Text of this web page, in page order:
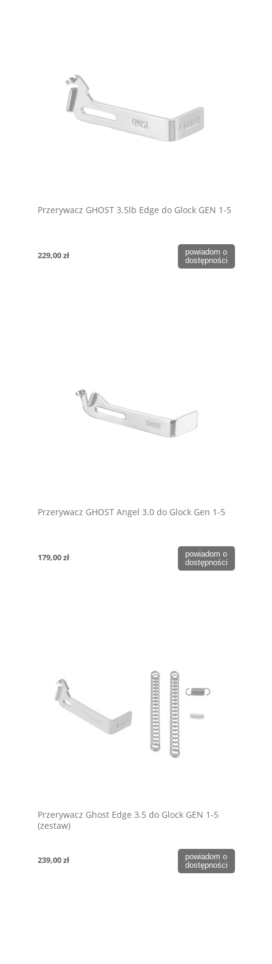
Przerywacz GHOST 3.5lb Edge do Glock GEN 1-5
229,00 zł
powiadom o
dostępności
Przerywacz GHOST Angel 3.0 do Glock Gen 1-5
179,00 zł
powiadom o
dostępności
Przerywacz Ghost Edge 3.5 do Glock GEN 1-5
(zestaw)
239,00 zł
powiadom o
dostępności